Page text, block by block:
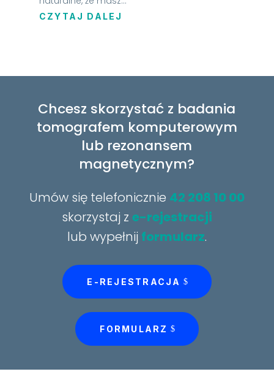
CZYTAJ DALEJ
Chcesz skorzystać z badania
tomografem komputerowym
lub rezonansem
magnetycznym?
Umów się telefonicznie 42 208 10 00
skorzystaj z e-rejestracji
lub wypełnij formularz.
E-REJESTRACJA
FORMULARZ